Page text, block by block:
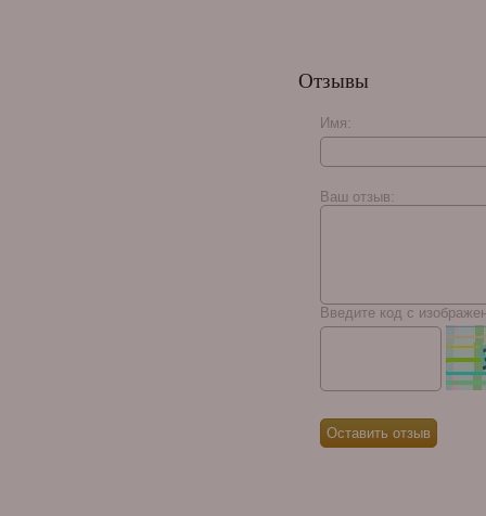
Casa Magna D.
Magnus II Caligula
Perfecto Press
Отзывы
Имя:
Ваш отзыв:
Введите код с